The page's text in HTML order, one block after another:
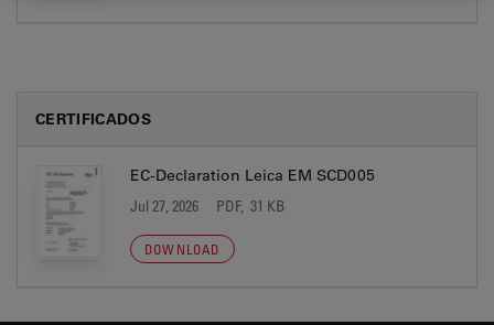
CERTIFICADOS
EC-Declaration Leica EM SCD005
Jul 27, 2026 PDF, 31 KB
DOWNLOAD